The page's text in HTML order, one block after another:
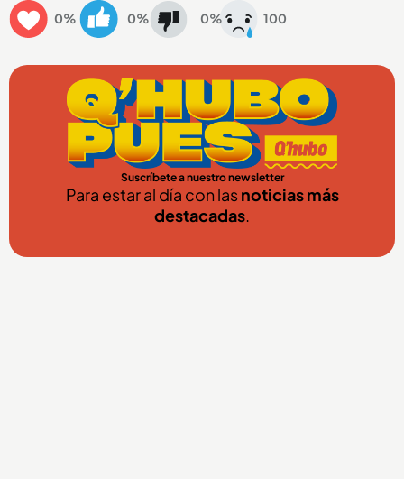
0% 0% 0% 100
Suscríbete a nuestro newsletter
Para estar al día con lasnoticias más
destacadas.